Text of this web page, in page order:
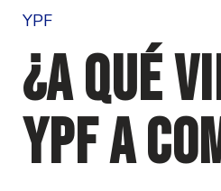
YPF
¿A qué
YPF a